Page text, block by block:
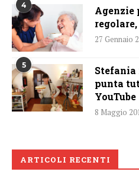
4
Agenzie
27 Gennaio
5
Stefania
punta
YouTube
8 Maggio
ARTICOLI RECENTI